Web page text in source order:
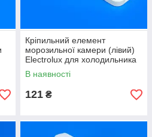
Кріпильний елемент
морозильної камери (лівий)
Electrolux для холодильника
2144385016 Original
В наявності
121 ₴